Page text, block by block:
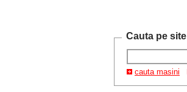
Cauta pe site
cauta masini